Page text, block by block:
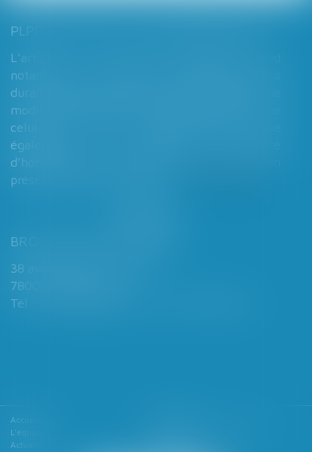
L’article 7 du PLPRJ 2018-2002 tend
notamment à supprimer le délai de deux ans
durant lequel les époux ne peuvent réaliser de
modification de leur régime matrimonial, que
celui-ci soit légal ou conventionnel. Il vise
également à supprimer l’exigence
d’homologation judiciaire systématique en
présence d’enfants mineurs...
BROCHARD & DESPORTES
38 avenue de Saint-Cloud
78000 VERSAILLES
Tél : 01 39 49 06 06 - Fax : 01 39 53 53 26
Accueil
L'équipe
Actualités